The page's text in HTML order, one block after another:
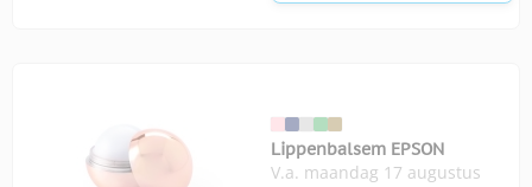
Lippenbalsem EPSON
V.a. maandag 17 augustus